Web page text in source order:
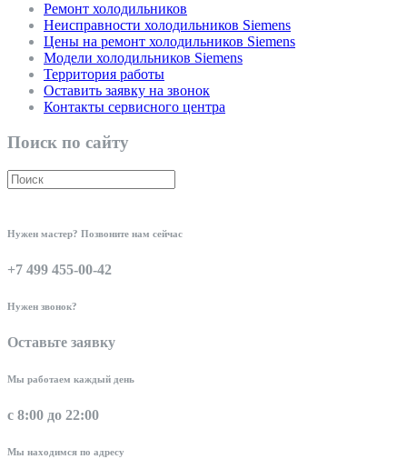
Ремонт холодильников
Неисправности холодильников Siemens
Цены на ремонт холодильников Siemens
Модели холодильников Siemens
Территория работы
Оставить заявку на звонок
Контакты сервисного центра
Поиск по сайту
Нужен мастер? Позвоните нам сейчас
+7 499 455-00-42
Нужен звонок?
Оставьте заявку
Мы работаем каждый день
с 8:00 до 22:00
Мы находимся по адресу